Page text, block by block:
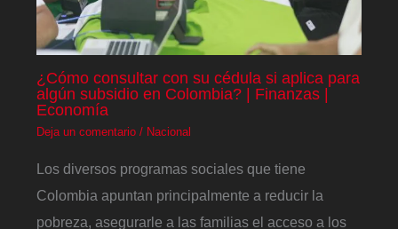
¿Cómo consultar con su cédula si aplica para
algún subsidio en Colombia? | Finanzas |
Economía
Deja un comentario / Nacional
Los diversos programas sociales que tiene
Colombia apuntan principalmente a reducir la
pobreza, asegurarle a las familias el acceso a los